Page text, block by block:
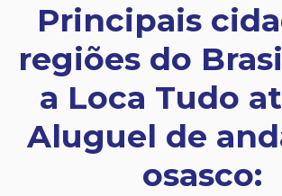
Principais
regiões do
a Loca Tudo
Aluguel de
osasco: